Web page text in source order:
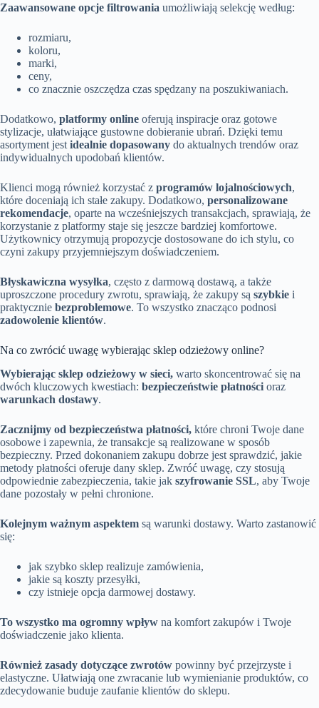
Zaawansowane opcje filtrowania umożliwiają selekcję według:
rozmiaru,
koloru,
marki,
ceny,
co znacznie oszczędza czas spędzany na poszukiwaniach.
Dodatkowo, platformy online oferują inspiracje oraz gotowe
stylizacje, ułatwiające gustowne dobieranie ubrań. Dzięki temu
asortyment jest idealnie dopasowany do aktualnych trendów oraz
indywidualnych upodobań klientów.
Klienci mogą również korzystać z programów lojalnościowych,
które doceniają ich stałe zakupy. Dodatkowo, personalizowane
rekomendacje, oparte na wcześniejszych transakcjach, sprawiają, że
korzystanie z platformy staje się jeszcze bardziej komfortowe.
Użytkownicy otrzymują propozycje dostosowane do ich stylu, co
czyni zakupy przyjemniejszym doświadczeniem.
Błyskawiczna wysyłka, często z darmową dostawą, a także
uproszczone procedury zwrotu, sprawiają, że zakupy są szybkie i
praktycznie bezproblemowe. To wszystko znacząco podnosi
zadowolenie klientów.
Na co zwrócić uwagę wybierając sklep odzieżowy online?
Wybierając sklep odzieżowy w sieci, warto skoncentrować się na
dwóch kluczowych kwestiach: bezpieczeństwie płatności oraz
warunkach dostawy.
Zacznijmy od bezpieczeństwa płatności, które chroni Twoje dane
osobowe i zapewnia, że transakcje są realizowane w sposób
bezpieczny. Przed dokonaniem zakupu dobrze jest sprawdzić, jakie
metody płatności oferuje dany sklep. Zwróć uwagę, czy stosują
odpowiednie zabezpieczenia, takie jak szyfrowanie SSL, aby Twoje
dane pozostały w pełni chronione.
Kolejnym ważnym aspektem są warunki dostawy. Warto zastanowić
się:
jak szybko sklep realizuje zamówienia,
jakie są koszty przesyłki,
czy istnieje opcja darmowej dostawy.
To wszystko ma ogromny wpływ na komfort zakupów i Twoje
doświadczenie jako klienta.
Również zasady dotyczące zwrotów powinny być przejrzyste i
elastyczne. Ułatwiają one zwracanie lub wymienianie produktów, co
zdecydowanie buduje zaufanie klientów do sklepu.